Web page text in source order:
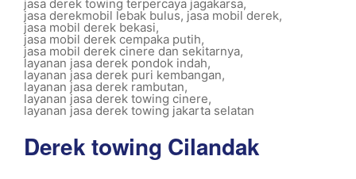
jasa derek towing terpercaya jagakarsa,
jasa derekmobil lebak bulus, jasa mobil derek,
jasa mobil derek bekasi,
jasa mobil derek cempaka putih,
jasa mobil derek cinere dan sekitarnya,
layanan jasa derek pondok indah,
layanan jasa derek puri kembangan,
layanan jasa derek rambutan,
layanan jasa derek towing cinere,
layanan jasa derek towing jakarta selatan
Derek towing Cilandak